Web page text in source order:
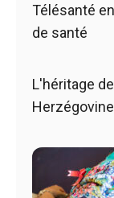
Télésanté
de santé
L'héritage
Herzégovine